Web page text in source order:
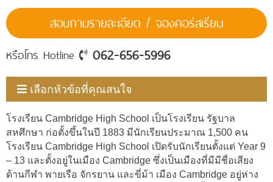
สอบถามรายละเอียด / จองคอร์สเรียน
หรือโทร Hotline 062-656-5996
เลือกหัวข้อที่คุณสนใจ
โรงเรียน Cambridge High School เป็นโรงเรียน รัฐบาล
สหศึกษา ก่อตั้งขึ้นในปี 1883 มีนักเรียนประมาณ 1,500 คน
โรงเรียน Cambridge High School เปิดรับนักเรียนตั้งแต่ Year 9
– 13 และตั้งอยู่ในเมือง Cambridge ซึ่งเป็นเมืองที่มีมีชื่อเสียง
ด้านกีฬา พายเรือ จักรยาน และขี่ม้า เมือง Cambridge อยู่ห่าง